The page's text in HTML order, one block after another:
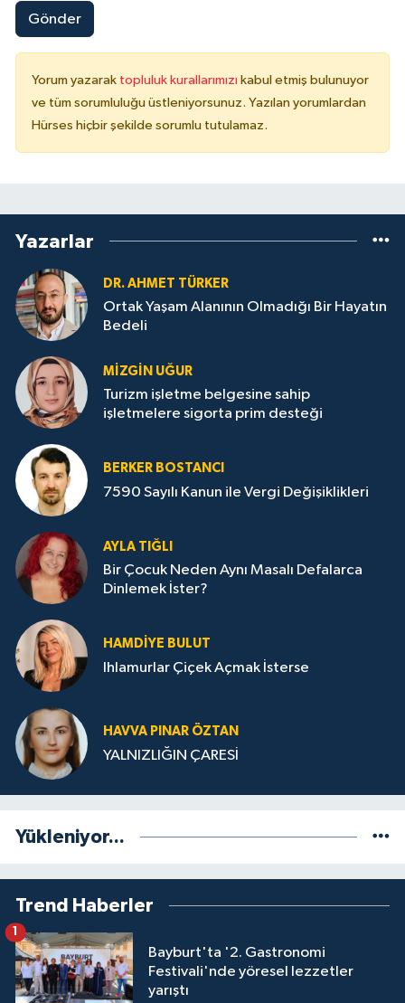
Gönder
Yorum yazarak topluluk kurallarımızı kabul etmiş bulunuyor
ve tüm sorumluluğu üstleniyorsunuz. Yazılan yorumlardan
Hürses hiçbir şekilde sorumlu tutulamaz.
Yazarlar
DR. AHMET TÜRKER
Ortak Yaşam Alanının Olmadığı Bir Hayatın
Bedeli
MIZGIN UĞUR
Turizm işletme belgesine sahip
işletmelere sigorta prim desteği
BERKER BOSTANCI
7590 Sayılı Kanun ile Vergi Değişiklikleri
AYLA TIĞLI
Bir Çocuk Neden Aynı Masalı Defalarca
Dinlemek İster?
HAMDIYE BULUT
Ihlamurlar Çiçek Açmak İsterse
HAVVA PINAR ÖZTAN
YALNIZLIĞIN ÇARESİ
Yükleniyor...
Trend Haberler
Bayburt'ta '2. Gastronomi
Festivali'nde yöresel lezzetler
yarıştı
1